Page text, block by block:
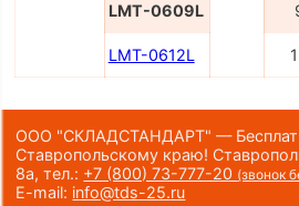
LMT-0609L
LMT-0612L
ООО "СКЛАДСТАНДАРТ" —
Ставропольскому краю!
8а,тел.: +7 (800) 73-777-20 (звонок
E-mail: info@tds-25.ru